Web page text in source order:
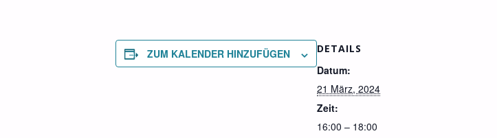
ZUM KALENDER HINZUFÜGEN DETAILS
Datum:
21 März, 2024
Zeit:
16:00 – 18:00